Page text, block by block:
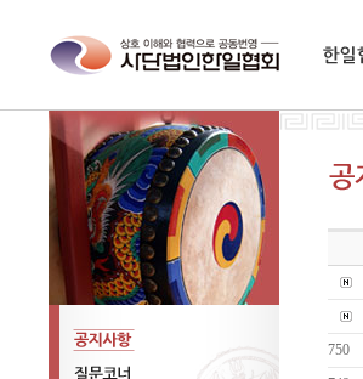
공지사항
750